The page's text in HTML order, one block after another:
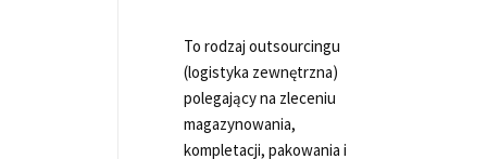
To rodzaj outsourcingu
(logistyka zewnętrzna)
polegający na zleceniu
magazynowania,
kompletacji, pakowania i